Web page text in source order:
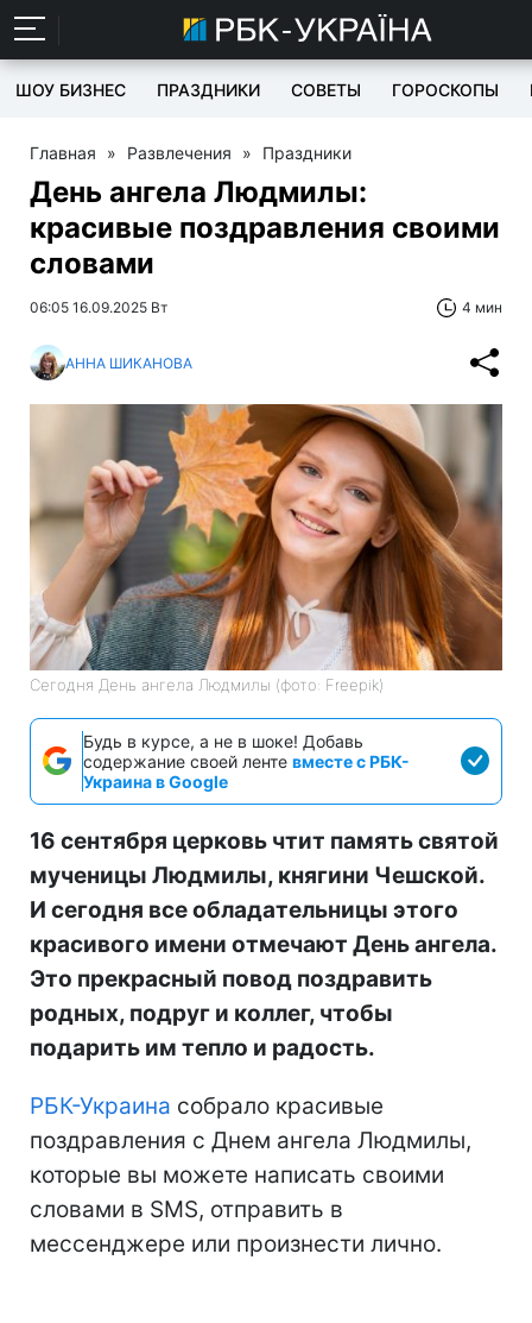
ШОУ БИЗНЕС ПРАЗДНИКИ СОВЕТЫ ГОРОСКОПЫ
Главная » Развлечения » Праздники
День ангела Людмилы:
красивые поздравления своими
словами
06:05 16.09.2025 Вт 4 мин
АННА ШИКАНОВА
Сегодня День ангела Людмилы (фото: Freepik)
Будь в курсе, а не в шоке! Добавь
содержание своей ленте вместе с РБК-
Украина в Google
16 сентября церковь чтит память святой
мученицы Людмилы, княгини Чешской.
И сегодня все обладательницы этого
красивого имени отмечают День ангела.
Это прекрасный повод поздравить
родных, подруг и коллег, чтобы
подарить им тепло и радость.
РБК-Украина собрало красивые
поздравления с Днем ангела Людмилы,
которые вы можете написать своими
словами в SMS, отправить в
мессенджере или произнести лично.